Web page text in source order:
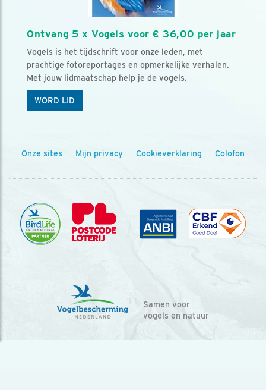
Ontvang 5 x Vogels voor € 36,00 per jaar
Vogels is het tijdschrift voor onze leden, met
prachtige fotoreportages en opmerkelijke verhalen.
Met jouw lidmaatschap help je de vogels.
WORD LID
Onze sites Mijn privacy Cookieverklaring Colofon
Samen voor
vogels en natuur